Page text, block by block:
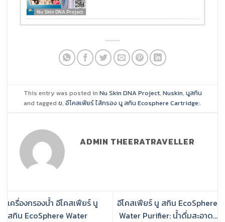
Nu Skin DNA Project
This entry was posted in Nu Skin DNA Project, Nuskin, นูสกิน
and tagged ฃ, อีโคสเฟียร์ ไส้กรอง นู สกิน Ecosphere Cartridge:.
ADMIN THEERATRAVELLER
เครื่องกรองน้ำ อีโคสเฟียร์ นู
สกิน EcoSphere Water
อีโคสเฟียร์ นู สกิน EcoSphere
Water Purifier: น้ำดื่มสะอาด…